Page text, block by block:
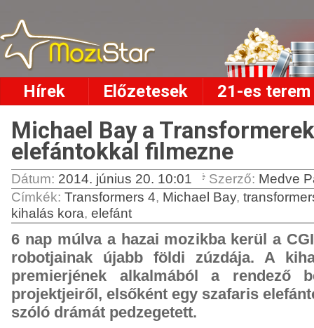
Hírek Előzetesek 21-es terem
Michael Bay a
elefántokkal filmezne
Dátum: 2014. június 20. 10:01 Szerző: Medve
Címkék: Transformers 4, Michael Bay,
kihalás kora, elefánt
6 nap múlva a hazai mozikba kerül a
robotjainak újabb földi zúzdája. A
premierjének alkalmából a rendező
projektjeiről, elsőként egy szafaris
szóló drámát pedzegetett.